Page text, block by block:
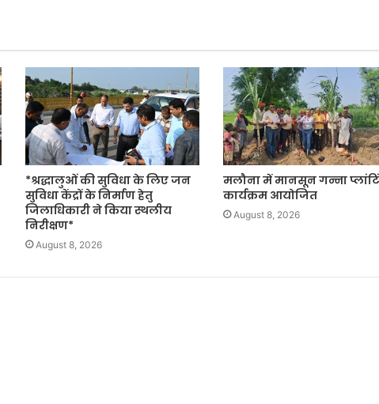
*श्रद्धालुओं की सुविधा के लिए जन
सुविधा केंद्रों के निर्माण हेतु
जिलाधिकारी ने किया स्थलीय
निरीक्षण*
August 8, 2026
मलौना में मानसून गन्ना
कार्यक्रम आयोजित
August 8, 2026